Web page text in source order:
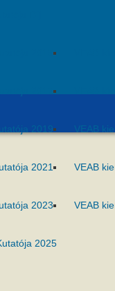
2019 VEAB
2021 VEAB
2023 VEAB
2025